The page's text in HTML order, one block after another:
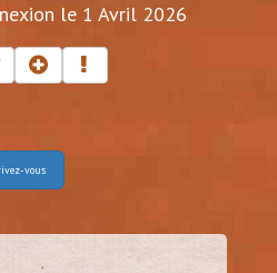
le 1 Avril 2026
vous